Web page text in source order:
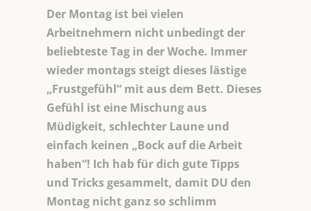
Der Montag ist bei vielen
Arbeitnehmern nicht unbedingt der
beliebteste Tag in der Woche. Immer
wieder montags steigt dieses lästige
„Frustgefühl“ mit aus dem Bett. Dieses
Gefühl ist eine Mischung aus
Müdigkeit, schlechter Laune und
einfach keinen „Bock auf die Arbeit
haben“! Ich hab für dich gute Tipps
und Tricks gesammelt, damit DU den
Montag nicht ganz so schlimm